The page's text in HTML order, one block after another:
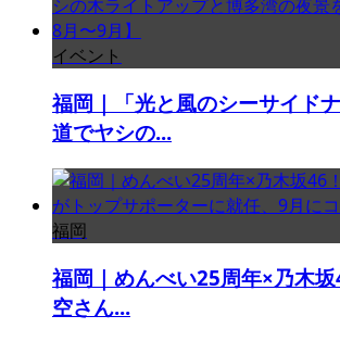
イベント
福岡｜「光と風のシーサイド
道でヤシの...
福岡
福岡｜めんべい25周年×乃木
空さん...